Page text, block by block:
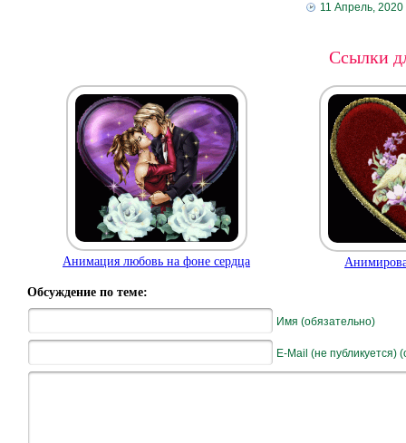
11 Апрель, 2020
Ссылки
Анимация любовь на фоне сердца
Обсуждение по теме:
Имя (обязательно)
E-Mail (не публикуется)